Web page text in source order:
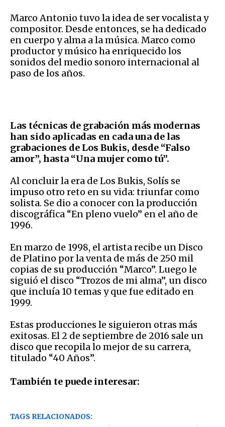
Marco Antonio tuvo la idea de ser vocalista y
compositor. Desde entonces, se ha dedicado
en cuerpo y alma a la música. Marco como
productor y músico ha enriquecido los
sonidos del medio sonoro internacional al
paso de los años.
Las técnicas de grabación más modernas
han sido aplicadas en cada una de las
grabaciones de Los Bukis, desde “Falso
amor”, hasta “Una mujer como tú”.
Al concluir la era de Los Bukis, Solís se
impuso otro reto en su vida: triunfar como
solista. Se dio a conocer con la producción
discográfica “En pleno vuelo” en el año de
1996.
En marzo de 1998, el artista recibe un Disco
de Platino por la venta de más de 250 mil
copias de su producción “Marco”. Luego le
siguió el disco “Trozos de mi alma”, un disco
que incluía 10 temas y que fue editado en
1999.
Estas producciones le siguieron otras más
exitosas. El 2 de septiembre de 2016 sale un
disco que recopila lo mejor de su carrera,
titulado “40 Años”.
También te puede interesar:
TAGS RELACIONADOS: